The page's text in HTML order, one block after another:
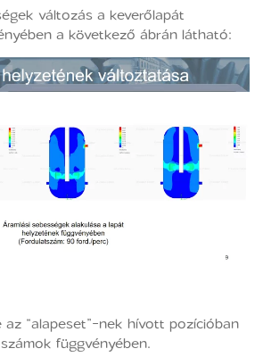
változás a keverőlapát
a következő ábrán látható:
“alapeset”-nek hívott pozícióban
függvényében.